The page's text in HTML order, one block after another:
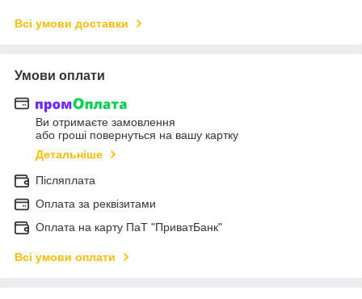
Всі умови доставки
Умови оплати
Ви отримаєте замовлення
або гроші повернуться на вашу картку
Детальніше
Післяплата
Оплата за реквізитами
Оплата на карту ПаТ "ПриватБанк"
Всі умови оплати